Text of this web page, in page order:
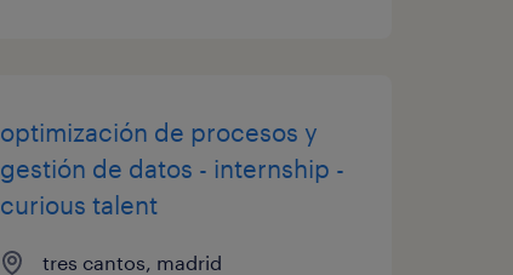
optimización de procesos y
gestión de datos - internship -
curious talent
tres cantos, madrid